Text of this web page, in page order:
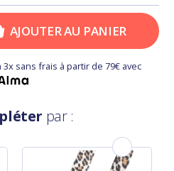
AJOUTER AU PANIER
sans frais à partir de 79€ avec
par :